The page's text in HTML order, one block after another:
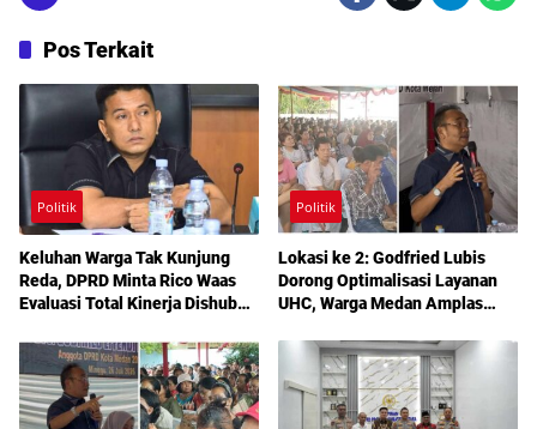
Pos Terkait
Politik
Keluhan Warga Tak Kunjung
Reda, DPRD Minta Rico Waas
Evaluasi Total Kinerja Dishub
Politik
Lokasi ke 2: Godfried Lubis
Dorong Optimalisasi Layanan
UHC, Warga Medan Amplas
Berobat Gratis Bermodal KTP